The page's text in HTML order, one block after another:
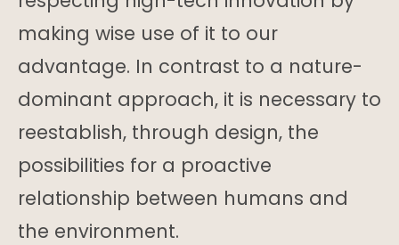
making wise use of it to our
advantage. In contrast to a nature-
dominant approach, it is necessary to
reestablish, through design, the
possibilities for a proactive
relationship between humans and
the environment.